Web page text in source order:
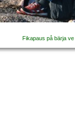
Fikapaus på bärja ve